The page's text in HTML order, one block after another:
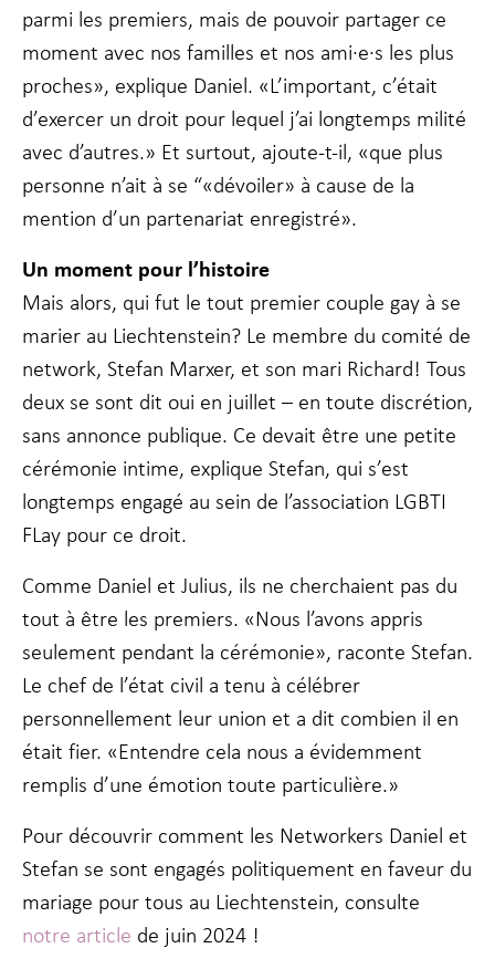
parmi les premiers, mais de pouvoir partager ce
moment avec nos familles et nos ami·e·s les plus
proches», explique Daniel. «L’important, c’était
d’exercer un droit pour lequel j’ai longtemps milité
avec d’autres.» Et surtout, ajoute-t-il, «que plus
personne n’ait à se “«dévoiler» à cause de la
mention d’un partenariat enregistré».
Un moment pour l’histoire
Mais alors, qui fut le tout premier couple gay à se
marier au Liechtenstein? Le membre du comité de
network, Stefan Marxer, et son mari Richard! Tous
deux se sont dit oui en juillet – en toute discrétion,
sans annonce publique. Ce devait être une petite
cérémonie intime, explique Stefan, qui s’est
longtemps engagé au sein de l’association LGBTI
FLay pour ce droit.
Comme Daniel et Julius, ils ne cherchaient pas du
tout à être les premiers. «Nous l’avons appris
seulement pendant la cérémonie», raconte Stefan.
Le chef de l’état civil a tenu à célébrer
personnellement leur union et a dit combien il en
était fier. «Entendre cela nous a évidemment
remplis d’une émotion toute particulière.»
Pour découvrir comment les Networkers Daniel et
Stefan se sont engagés politiquement en faveur du
mariage pour tous au Liechtenstein, consulte
notre article de juin 2024 !